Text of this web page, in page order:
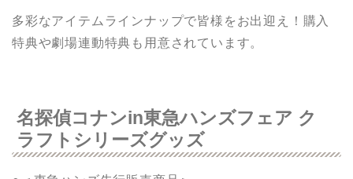
多彩なアイテムラインナップで皆様をお出迎え！購入
特典や劇場連動特典も用意されています。
名探偵コナンin東急ハンズフェア ク
ラフトシリーズグッズ